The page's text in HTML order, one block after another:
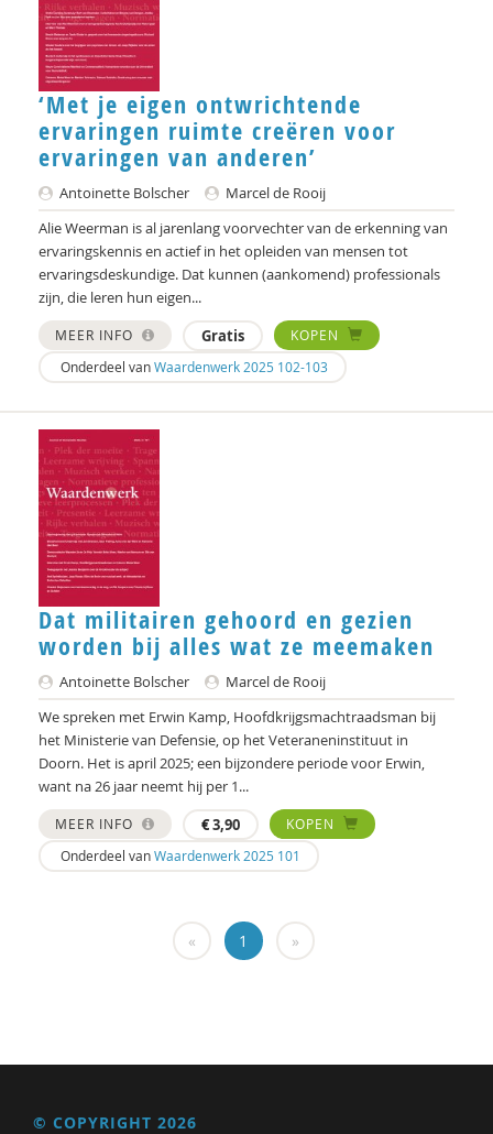
Annelieke Damen
Norbert de Kooter
Peter de Lange
Marcel de Rooij
Joep Dohmen
Joachim Duyndam
Olaf Galisch
Anne Goossensen
Jason Heap
Bart Hetebrij
Gaby Jacobs
Ton Jorna
Erwin Kamp
Simona Karbouniaris
Dick Kleinlugtenbelt
Robin Knibbe
Swanny Kremer
‘Met je eigen ontwrichtende
ervaringen ruimte creëren voor
ervaringen van anderen’
Antoinette Bolscher
Marcel de Rooij
Alie Weerman is al jarenlang voorvechter van de erkenning van
ervaringskennis en actief in het opleiden van mensen tot
ervaringsdeskundige. Dat kunnen (aankomend) professionals
zijn, die leren hun eigen...
MEER INFO Gratis
KOPEN
Onderdeel vanWaardenwerk 2025 102-103
Dat militairen gehoord en gezien
worden bij alles wat ze meemaken
Antoinette Bolscher
Marcel de Rooij
We spreken met Erwin Kamp, Hoofdkrijgsmachtraadsman bij
het Ministerie van Defensie, op het Veteraneninstituut in
Doorn. Het is april 2025; een bijzondere periode voor Erwin,
want na 26 jaar neemt hij per 1...
MEER INFO €3,90
KOPEN
Onderdeel vanWaardenwerk 2025 101
« 1 »
© COPYRIGHT 2026